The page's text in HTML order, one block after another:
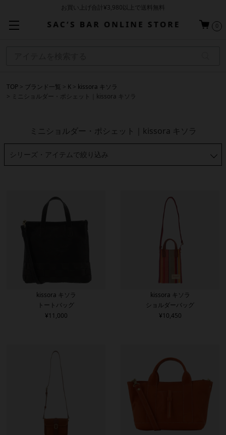
お買い上げ合計¥3,980以上で送料無料
当日～翌営業日を目安に順次発送（一部お取り寄せ商品を除く）
0
TOP ブランド一覧 K
kissora キソラ
ミニショルダー・ポシェット｜kissora キソラ
ミニショルダー・ポシェット｜kissora キソラ
シリーズ・アイテムで絞り込み
kissora キソラ
トートバッグ
¥11,000
kissora キソラ
ショルダーバッグ
¥10,450